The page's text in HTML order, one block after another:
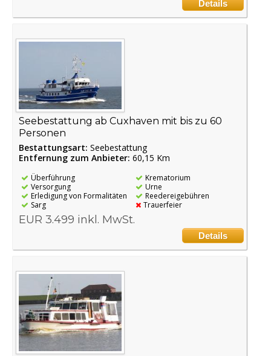
Details
Seebestattung ab Cuxhaven mit bis zu 60
Personen
Bestattungsart: Seebestattung
Entfernung zum Anbieter: 60,15 Km
Überführung
Versorgung
Erledigung von Formalitäten
Sarg
Krematorium
Urne
Reedereigebühren
Trauerfeier
EUR 3.499 inkl. MwSt.
Details